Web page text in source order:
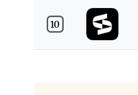
10